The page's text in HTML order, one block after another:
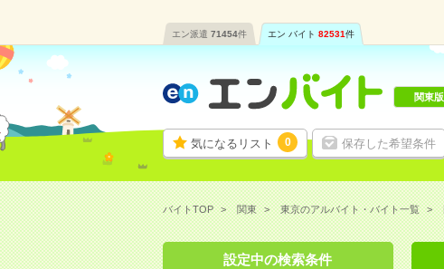
エン派遣 71454件 エン バイト 82531件
気になるリスト 0 保存した希望条件
関東版
バイトTOP 関東 東京のアルバイト・バイト一覧
設定中の検索条件